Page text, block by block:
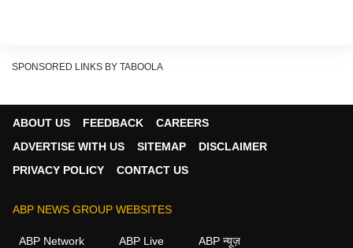
SPONSORED LINKS BY TABOOLA
ABOUT US FEEDBACK
CAREERS
ADVERTISE WITH US
SITEMAP
DISCLAIMER
PRIVACY POLICY
CONTACT US
ABP NEWS GROUP WEBSITES
ABP Network ABP Live ABP न्यूज़